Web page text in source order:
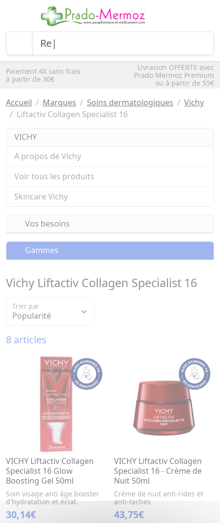
Paiement 4X sans frais
à partir de 30€
Livraison OFFERTE avec
Prado Mermoz Premium
ou à partir de 55€
Accueil Marques Soins dermatologiques
Vichy
Liftactiv Collagen Specialist 16
VICHY
A propos de Vichy
Voir tous les produits
Skincare Vichy
Vos besoins
Gammes
Vichy Liftactiv Collagen Specialist 16
Trier par
8 articles
VICHY Liftactiv Collagen
Specialist 16 Glow
Boosting Gel 50ml
Soin visage anti âge booster
d'hydratation et éclat.
30,14€
VICHY Liftactiv Collagen
Specialist 16 - Crème de
Nuit 50ml
Crème de nuit anti-rides et
anti-taches
43,75€